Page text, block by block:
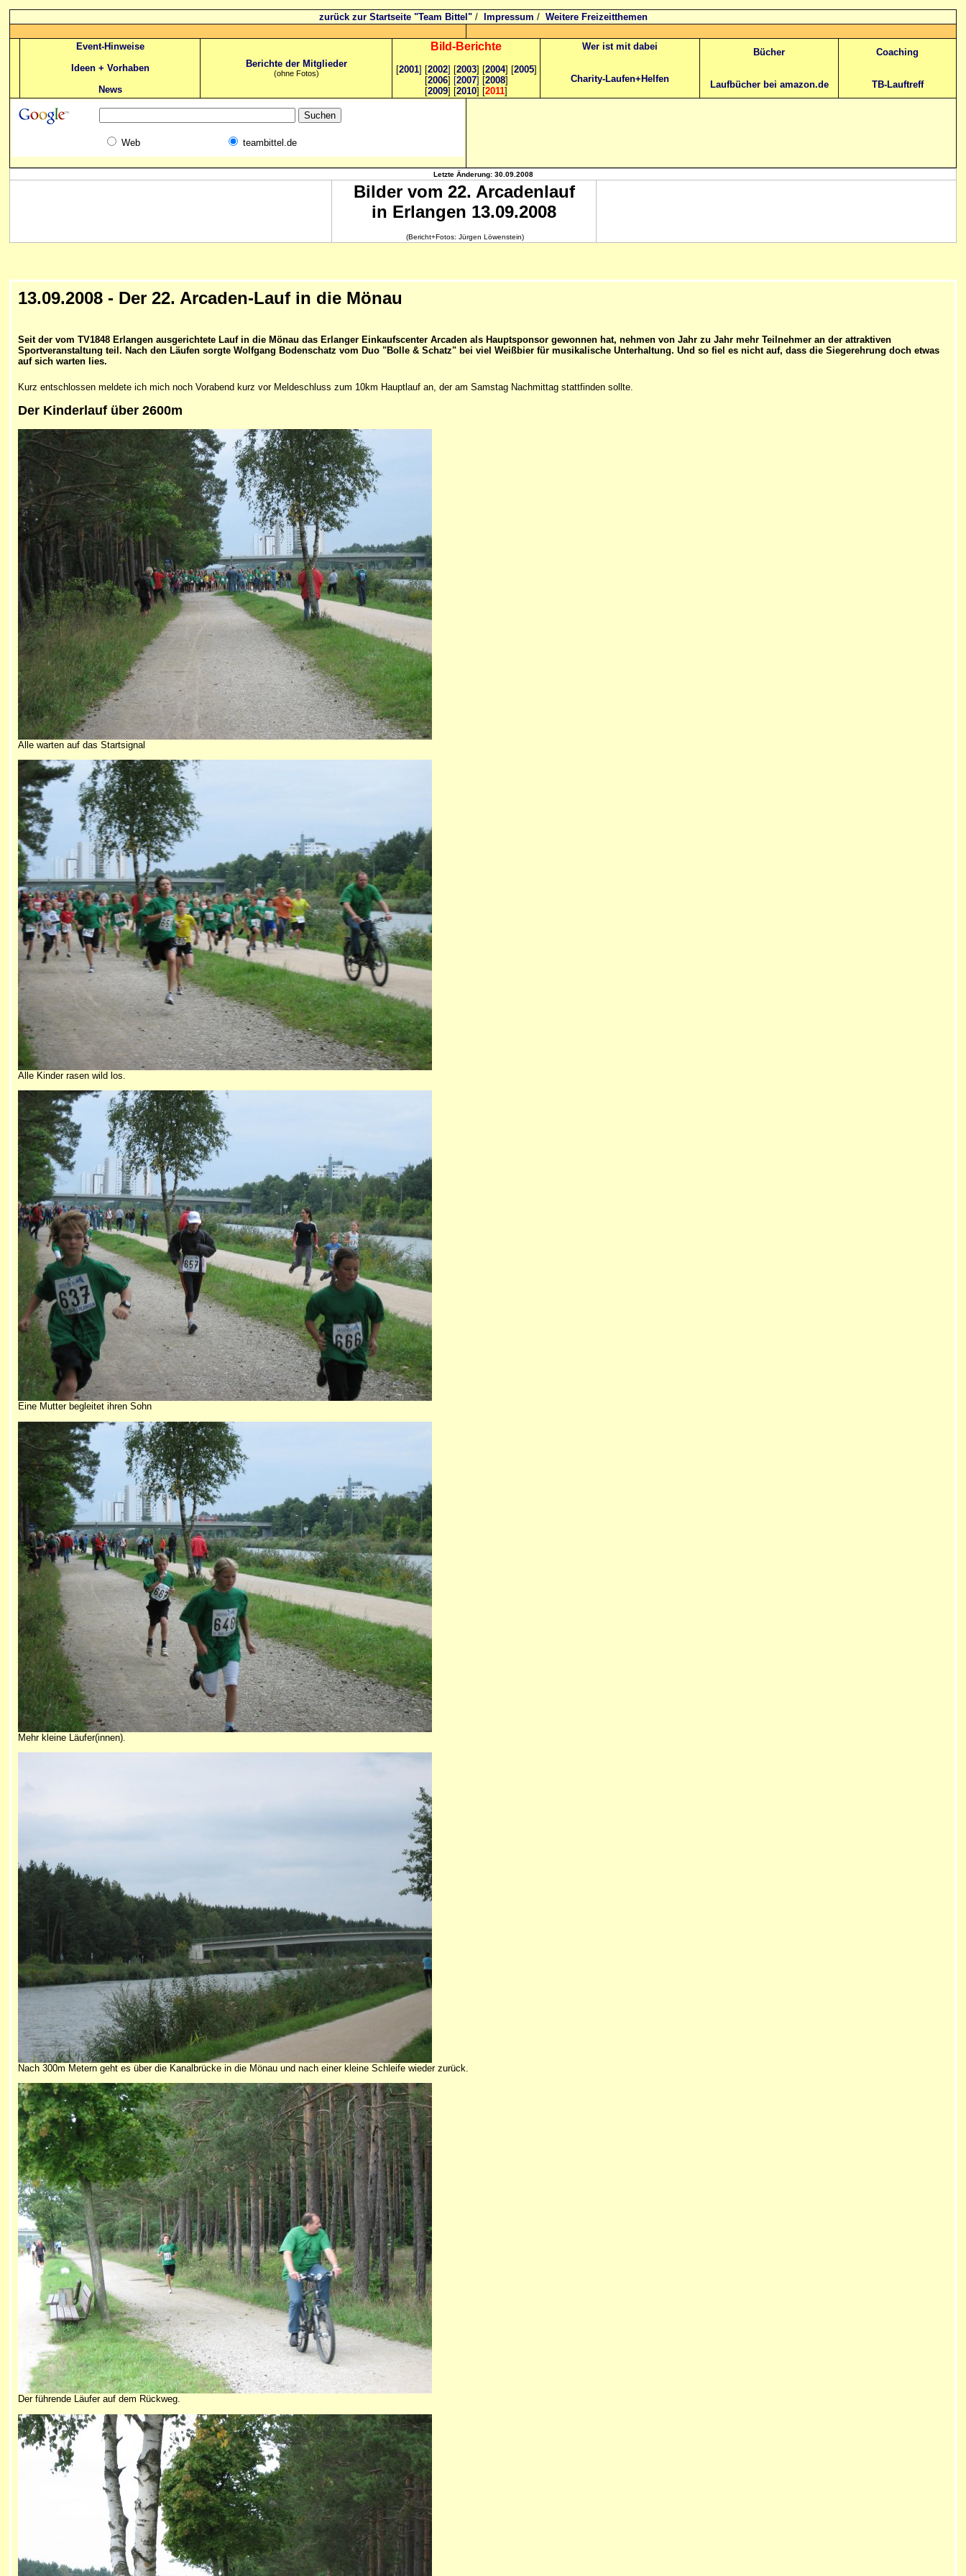
zurück zur Startseite "Team Bittel"/ Impressum / Weitere Freizeitthemen
Event-Hinweise
Ideen + Vorhaben
News
Berichte der Mitglieder
(ohne Fotos)
Bild-Berichte
[2001] [2002] [2003] [2004] [2005]
[2006] [2007] [2008]
[2009] [2010] [2011]
Wer ist mit dabei
Charity-Laufen+Helfen
Bücher
Laufbücher bei amazon.de
Coaching
TB-Lauftreff
Web teambittel.de
Letzte Änderung: 30.09.2008
Bilder vom 22. Arcadenlauf
in Erlangen 13.09.2008
(Bericht+Fotos: Jürgen Löwenstein)
13.09.2008 - Der 22. Arcaden-Lauf in die Mönau
Seit der vom TV1848 Erlangen ausgerichtete Lauf in die Mönau das Erlanger Einkaufscenter Arcaden als Hauptsponsor gewonnen hat, nehmen von Jahr zu Jahr mehr Teilnehmer an der attraktiven
Sportveranstaltung teil. Nach den Läufen sorgte Wolfgang Bodenschatz vom Duo "Bolle & Schatz" bei viel Weißbier für musikalische Unterhaltung. Und so fiel es nicht auf, dass die Siegerehrung doch etwas
auf sich warten lies.
Kurz entschlossen meldete ich mich noch Vorabend kurz vor Meldeschluss zum 10km Hauptlauf an, der am Samstag Nachmittag stattfinden sollte.
Der Kinderlauf über 2600m
Alle warten auf das Startsignal
Alle Kinder rasen wild los.
Eine Mutter begleitet ihren Sohn
Mehr kleine Läufer(innen).
Nach 300m Metern geht es über die Kanalbrücke in die Mönau und nach einer kleine Schleife wieder zurück.
Der führende Läufer auf dem Rückweg.